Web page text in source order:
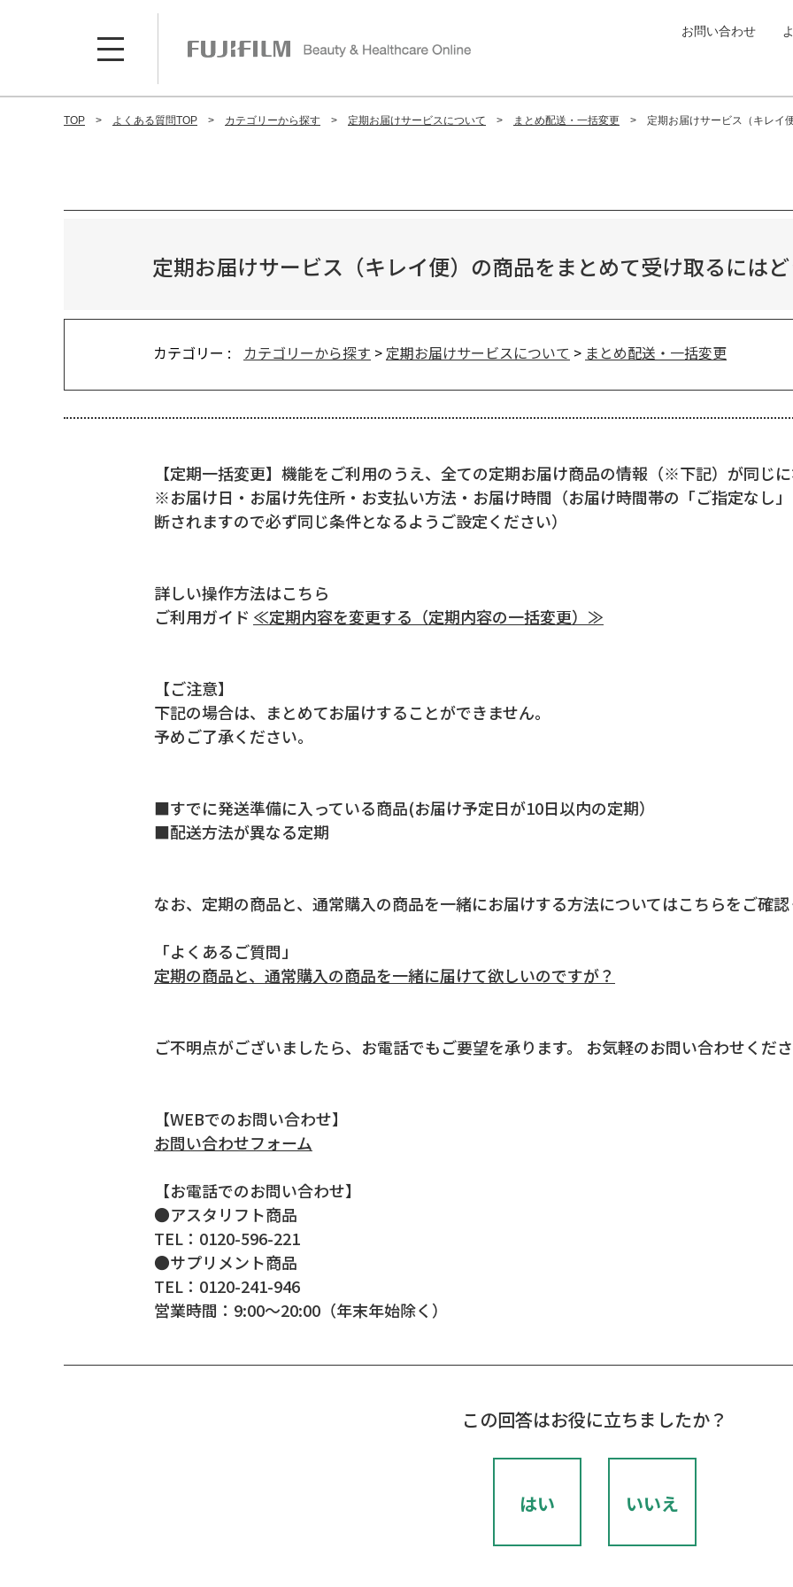
お問い合わせ
TOP よくある質問TOP カテゴリーから探す 定期お届けサービスについて まとめ配送・一括変更 定期お届けサービス（キレイ
定期お届けサービス（キレイ便）の商品をまとめて受け取るには
カテゴリー : カテゴリーから探す > 定期お届けサービスについて > まとめ配送・一括変更
【定期一括変更】機能をご利用のうえ、全ての定期お届け商品の情報（※下記）が同じに
※お届け日・お届け先住所・お支払い方法・お届け時間（お届け時間帯の「ご指定なし
断されますので必ず同じ条件となるようご設定ください）
詳しい操作方法はこちら
ご利用ガイド ≪定期内容を変更する（定期内容の一括変更）≫
【ご注意】
下記の場合は、まとめてお届けすることができません。
予めご了承ください。
■すでに発送準備に入っている商品(お届け予定日が10日以内の定期）
■配送方法が異なる定期
なお、定期の商品と、通常購入の商品を一緒にお届けする方法についてはこちらをご確認
「よくあるご質問」
定期の商品と、通常購入の商品を一緒に届けて欲しいのですが？
ご不明点がございましたら、お電話でもご要望を承ります。 お気軽のお問い合わせくださ
【WEBでのお問い合わせ】
お問い合わせフォーム
【お電話でのお問い合わせ】
●アスタリフト商品
TEL：0120-596-221
●サプリメント商品
TEL：0120-241-946
営業時間：9:00～20:00（年末年始除く）
この回答はお役に立ちましたか？
はい いいえ